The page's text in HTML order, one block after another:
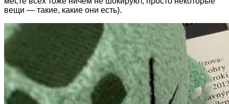
вещи — такие, какие они есть).